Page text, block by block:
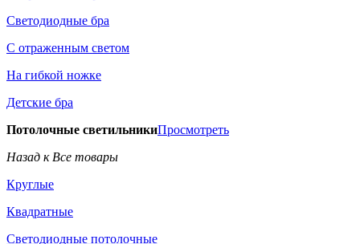
Светодиодные бра
С отраженным светом
На гибкой ножке
Детские бра
Потолочные светильникиПросмотреть
Назад к Все товары
Круглые
Квадратные
Светодиодные потолочные